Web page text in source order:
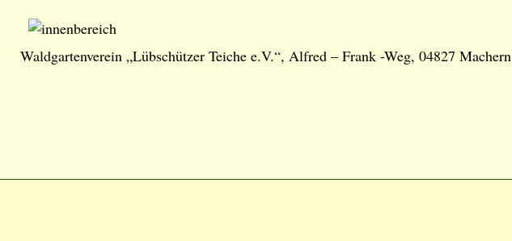
Waldgartenverein „Lübschützer Teiche e.V.“, Alfred – Frank -Weg, 04827 Machern